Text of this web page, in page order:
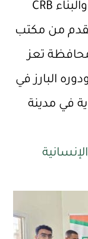
والأعمال الإنسانية منتدى الإغاثة والبناء CRB
من مكتب
تعز
البارز في
في مدينة